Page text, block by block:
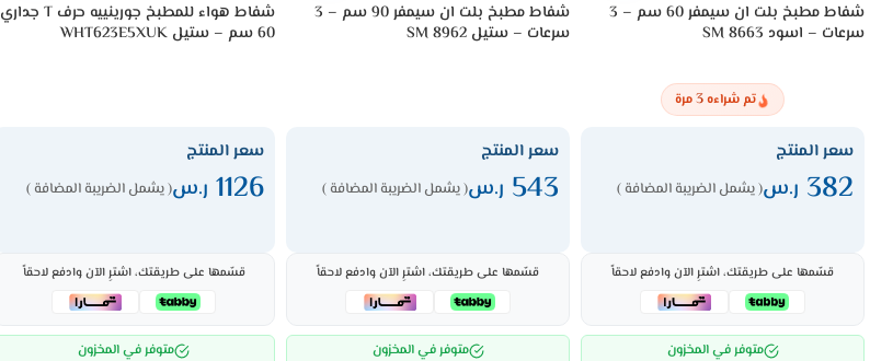
شفاط مطبخ بلت ان سيمفر 60 سم – 3
سرعات – اسود 8663 SM
تم شراءه3مرة
سعر المنتج
382 ر.س( يشمل الضريبة المضافة )
قسّمها على طريقتك، اشترِ الآن وادفع لاحقاً
متوفر في المخزون
شفاط مطبخ بلت ان سيمفر 90 سم – 3
سرعات – ستيل 8962 SM
سعر المنتج
543 ر.س( يشمل الضريبة المضافة )
قسّمها على طريقتك، اشترِ الآن وادفع لاحقاً
متوفر في المخزون
شفاط هواء للمطبخ جورينييه حرف T جداري
60 سم – ستيل WHT623E5XUK
سعر المنتج
1126 ر.س( يشمل الضريبة المضافة )
قسّمها على طريقتك، اشترِ الآن وادفع لاحقاً
متوفر في المخزون